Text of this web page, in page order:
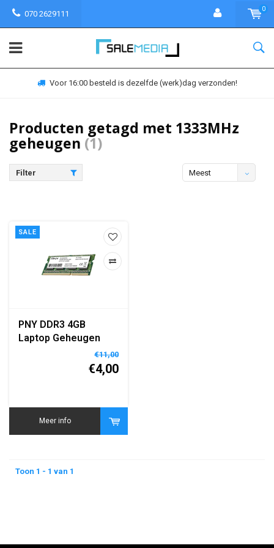
070 2629111
0
Voor 16:00 besteld is dezelfde (werk)dag verzonden!
Producten getagd met 1333MHz
geheugen (1)
Filter
Meest
SALE
PNY DDR3 4GB
Laptop Geheugen
€11,00
€4,00
Meer info
Toon 1 - 1 van 1